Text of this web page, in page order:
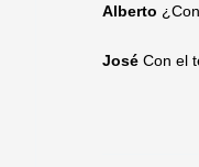
Alberto
José Con el